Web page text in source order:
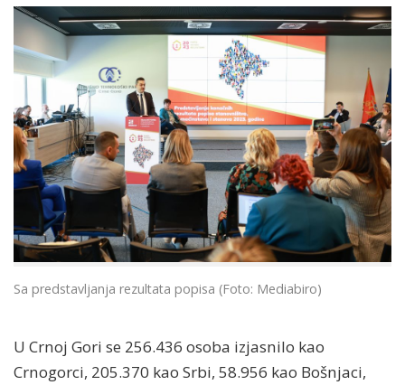
Sa predstavljanja rezultata popisa (Foto: Mediabiro)
U Crnoj Gori se 256.436 osoba izjasnilo kao
Crnogorci, 205.370 kao Srbi, 58.956 kao Bošnjaci,